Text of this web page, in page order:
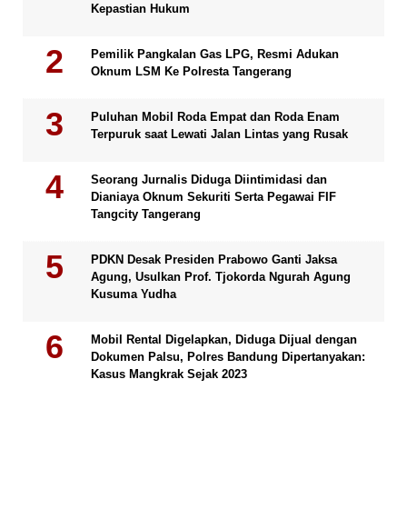
Kepastian Hukum
Pemilik Pangkalan Gas LPG, Resmi Adukan
Oknum LSM Ke Polresta Tangerang
Puluhan Mobil Roda Empat dan Roda Enam
Terpuruk saat Lewati Jalan Lintas yang Rusak
Seorang Jurnalis Diduga Diintimidasi dan
Dianiaya Oknum Sekuriti Serta Pegawai FIF
Tangcity Tangerang
PDKN Desak Presiden Prabowo Ganti Jaksa
Agung, Usulkan Prof. Tjokorda Ngurah Agung
Kusuma Yudha
Mobil Rental Digelapkan, Diduga Dijual dengan
Dokumen Palsu, Polres Bandung Dipertanyakan:
Kasus Mangkrak Sejak 2023